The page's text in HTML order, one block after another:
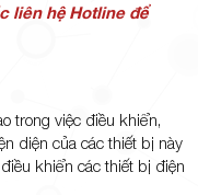
liên hệ Hotline để
trong việc điều khiển,
diện của các thiết bị này
khiển các thiết bị điện